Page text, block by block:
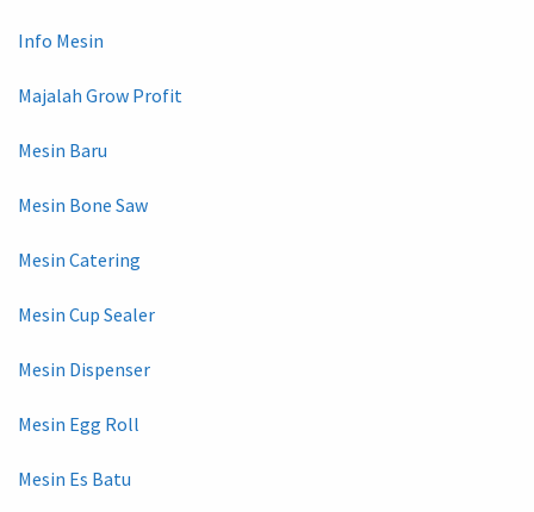
Info Mesin
Majalah Grow Profit
Mesin Baru
Mesin Bone Saw
Mesin Catering
Mesin Cup Sealer
Mesin Dispenser
Mesin Egg Roll
Mesin Es Batu